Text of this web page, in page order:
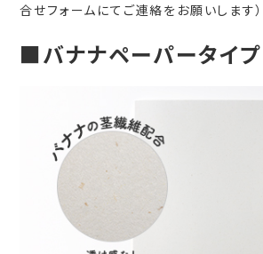
合せフォームにてご連絡をお願いします）
■バナナペーパータイプ